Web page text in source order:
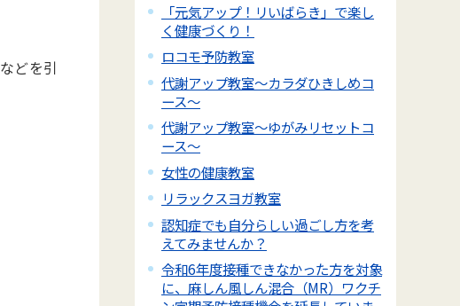
などを引
「元気アップ！リいばらき」で楽し
く健康づくり！
ロコモ予防教室
代謝アップ教室～カラダひきしめコ
ース～
代謝アップ教室～ゆがみリセットコ
ース～
女性の健康教室
リラックスヨガ教室
認知症でも自分らしい過ごし方を考
えてみませんか？
令和6年度接種できなかった方を対象
に、麻しん風しん混合（MR）ワクチ